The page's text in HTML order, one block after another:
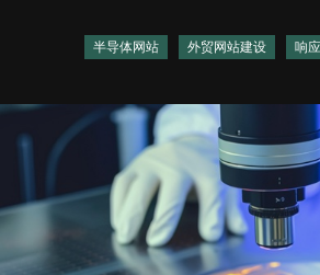
半导体网站 外贸网站建设 响